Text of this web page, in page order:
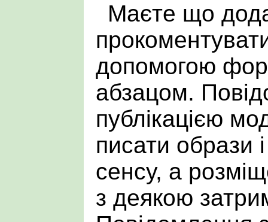
Маєте що
допомогою
абзацом.
публікацією
писати образи
сенсу, а
з деякою